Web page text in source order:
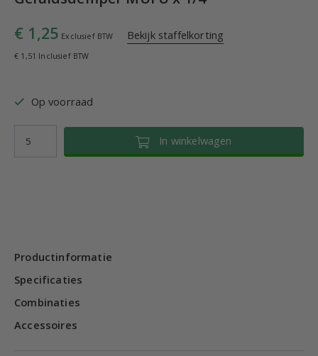
€ 1,25 Exclusief BTW Bekijk staffelkorting
€ 1,51 Inclusief BTW
Op voorraad
In winkelwagen
Productinformatie
Specificaties
Combinaties
Accessoires